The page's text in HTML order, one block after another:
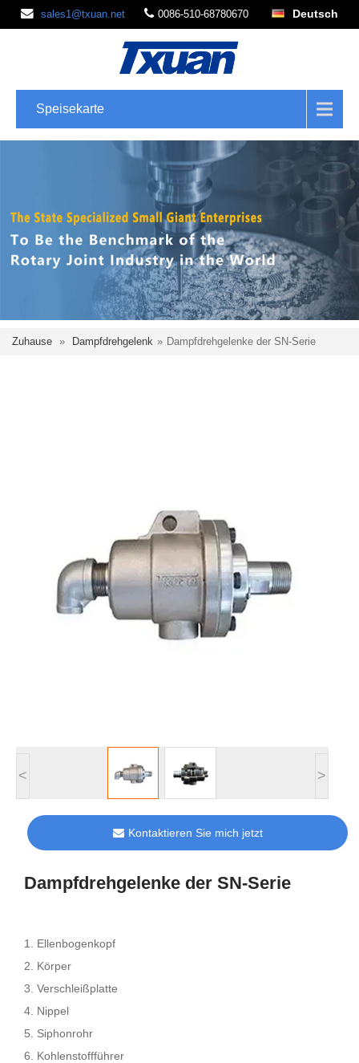
sales1@txuan.net 0086-510-68780670 Deutsch
Speisekarte
Zuhause » Dampfdrehgelenk » Dampfdrehgelenke der SN-Serie
< >
Kontaktieren Sie mich jetzt
Dampfdrehgelenke der SN-Serie
1. Ellenbogenkopf
2. Körper
3. Verschleißplatte
4. Nippel
5. Siphonrohr
6. Kohlenstoffführer